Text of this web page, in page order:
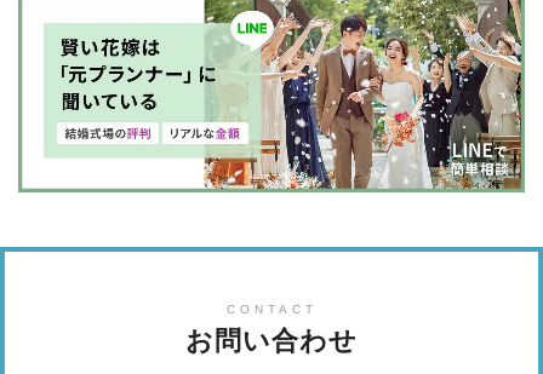
CONTACT
お問い合わせ